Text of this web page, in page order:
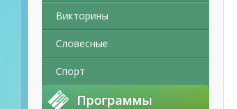
Викторины
Словесные
Спорт
Программы